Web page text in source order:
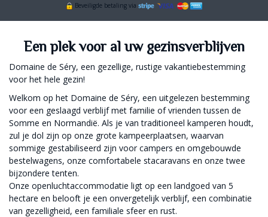
Beveiligde betaling via
Een plek voor al uw gezinsverblijven
Domaine de Séry, een gezellige, rustige vakantiebestemming
voor het hele gezin!
Welkom op het Domaine de Séry, een uitgelezen bestemming
voor een geslaagd verblijf met familie of vrienden tussen de
Somme en Normandië. Als je van traditioneel kamperen houdt,
zul je dol zijn op onze grote kampeerplaatsen, waarvan
sommige gestabiliseerd zijn voor campers en omgebouwde
bestelwagens, onze comfortabele stacaravans en onze twee
bijzondere tenten.
Onze openluchtaccommodatie ligt op een landgoed van 5
hectare en belooft je een onvergetelijk verblijf, een combinatie
van gezelligheid, een familiale sfeer en rust.